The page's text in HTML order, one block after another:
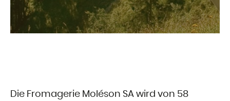
Die Fromagerie Moléson SA wird von 58